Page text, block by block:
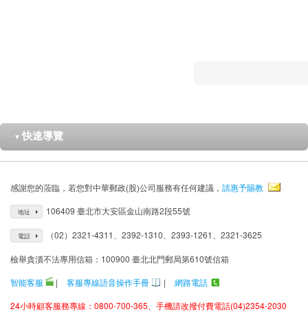
▼ 快速導覽
感謝您的蒞臨，若您對中華郵政(股)公司服務有任何建議， 請惠予賜教
地址 106409 臺北市大安區金山南路2段55號
電話 （02）2321-4311、2392-1310、2393-1261、2321-3625
檢舉貪瀆不法專用信箱：100900 臺北北門郵局第610號信箱
智能客服
| 客服專線語音操作手冊 |
網路電話
24小時顧客服務專線：0800-700-365、手機請改撥付費電話(04)2354-2030